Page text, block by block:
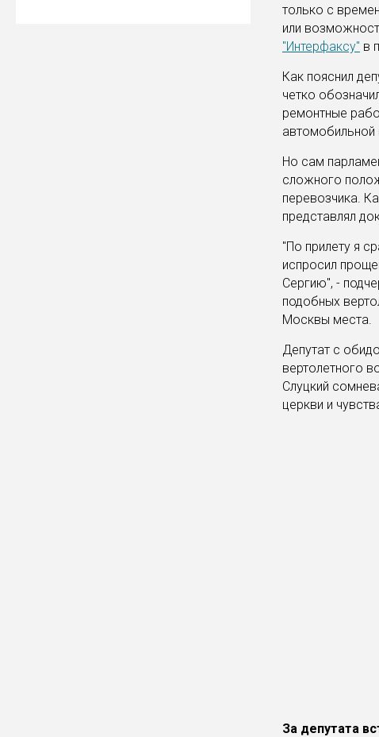
только с
или
"Интерфаксу" в
Как пояснил
четко
ремонтные
автомобильной
Но сам
сложного
перевозчика.
представлял
"По прилету я
испросил
Сергию", -
подобных
Москвы места.
Депутат с
вертолетного
Слуцкий
церкви и
За депутата